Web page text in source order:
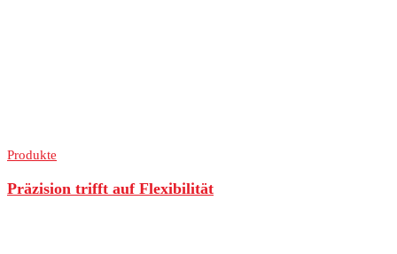
Produkte
Präzision trifft auf Flexibilität